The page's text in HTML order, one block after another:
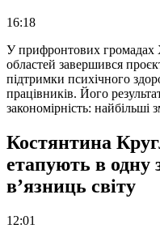
16:18
У прифронтових громадах
областей завершився
підтримки психічного
працівників. Його
закономірність: найбільші
Костянтина
етапують в одну
в’язниць світу
12:01